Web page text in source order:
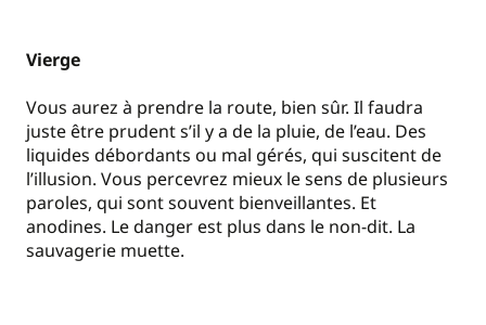
Vierge
Vous aurez à prendre la route, bien sûr. Il faudra
juste être prudent s’il y a de la pluie, de l’eau. Des
liquides débordants ou mal gérés, qui suscitent de
l’illusion. Vous percevrez mieux le sens de plusieurs
paroles, qui sont souvent bienveillantes. Et
anodines. Le danger est plus dans le non-dit. La
sauvagerie muette.